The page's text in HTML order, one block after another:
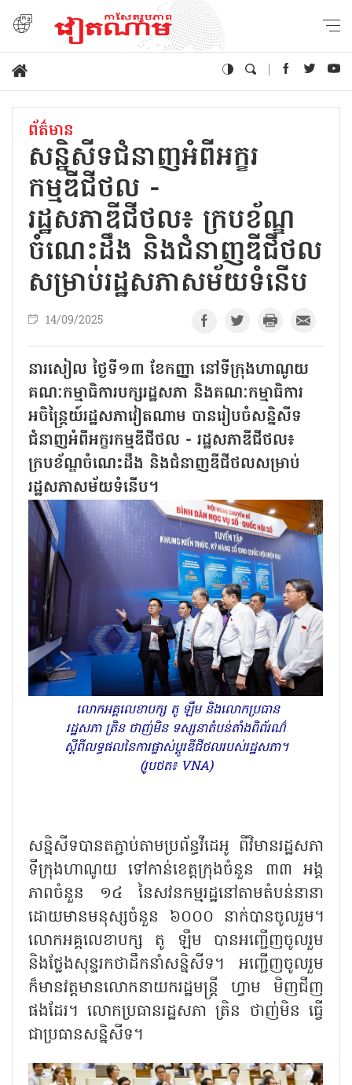
ព័ត៌មាន
សន្និសីទជំនាញអំពីអក្ខរ
កម្មឌីជីថល -
រដ្ឋសភាឌីជីថល៖ ក្របខ័ណ្ឌ
ចំណេះដឹង និងជំនាញឌីជីថល
សម្រាប់រដ្ឋសភាសម័យទំនើប
14/09/2025
នារសៀល ថ្ងៃទី១៣ ខែកញ្ញា នៅទីក្រុងហាណូយ
គណៈកម្មាធិការបក្សរដ្ឋសភា និងគណៈកម្មាធិការ
អចិន្ត្រៃយ៍រដ្ឋសភាវៀតណាម បានរៀបចំសន្និសីទ
ជំនាញអំពីអក្ខរកម្មឌីជីថល - រដ្ឋសភាឌីជីថល៖
ក្របខ័ណ្ឌចំណេះដឹង និងជំនាញឌីជីថលសម្រាប់
រដ្ឋសភាសម័យទំនើប។
លោកអគ្គលេខាបក្ស តូ ឡឹម និងលោកប្រធាន
រដ្ឋសភា ត្រិន ថាញ់មិន ទស្សនាតំបន់តាំងពិព័រណ៌
ស្តីពីលទ្ធផលនៃការផ្លាស់ប្តូរឌីជីថលរបស់រដ្ឋសភា។
(រូបថត៖ VNA)
សន្និសីទបានតភ្ជាប់តាមប្រព័ន្ធវីដេអូ ពីវិមានរដ្ឋសភា
ទីក្រុងហាណូយ ទៅកាន់ខេត្តក្រុងចំនួន ៣៣ អង្គ
ភាពចំនួន ១៤ នៃសវនកម្មរដ្ឋនៅតាមតំបន់នានា
ដោយមានមនុស្សចំនួន ៦០០០ នាក់បានចូលរួម។
លោកអគ្គលេខាបក្ស តូ ឡឹម បានអញ្ជើញចូលរួម
និងថ្លែងសុន្ទរកថាដឹកនាំសន្និសីទ។ អញ្ជើញចូលរួម
ក៏មានវត្តមានលោកនាយករដ្ឋមន្ត្រី ហ្វាម មិញជីញ
ផងដែរ។ លោកប្រធានរដ្ឋសភា ត្រិន ថាញ់មិន ធ្វើ
ជាប្រធានសន្និសីទ។